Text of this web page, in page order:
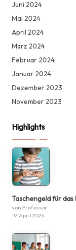
Juni 2024
Mai 2024
April 2024
März 2024
Februar 2024
Januar 2024
Dezember 2023
November 2023
Highlights
Taschengeld für das
von Professor
19. April 2024